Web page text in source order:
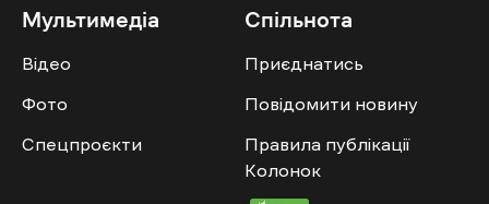
Мультимедіа
Відео
Фото
Спецпроєкти
Спільнота
Приєднатись
Повідомити новину
Правила публікації
Колонок